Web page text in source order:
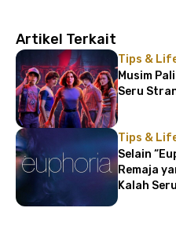
Artikel Terkait
Tips &
Musim
Seru
Tips &
Selain
Remaja
Kalah